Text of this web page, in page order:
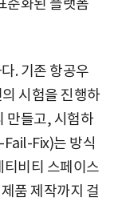
. 기존 항공우
시험을 진행하
만들고, 시험하
Fix)는 방식
티비티 스페이스
품 제작까지 걸